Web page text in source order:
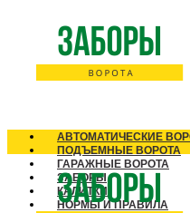
АВТОМАТИЧЕСКИЕ
ПОДЪЕМНЫЕ ВОРОТА
ГАРАЖНЫЕ ВОРОТА
ЗАБОРЫ
КАЛИТКИ
НОРМЫ И ПРАВИЛА